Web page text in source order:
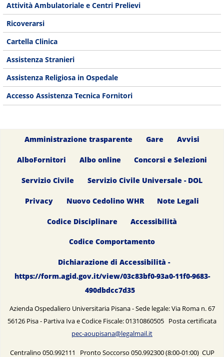
Attività Ambulatoriale e Centri Prelievi
Ricoverarsi
Cartella Clinica
Assistenza Stranieri
Assistenza Religiosa in Ospedale
Accesso Assistenza Tecnica Fornitori
Amministrazione trasparente Gare Avvisi
AlboFornitori Albo online Concorsi e Selezioni
Servizio Civile Servizio Civile Universale - DOL
Privacy Nuovo Cedolino WHR Note Legali
Codice Disciplinare Accessibilità
Codice Comportamento
Dichiarazione di Accessibilità -
https://form.agid.gov.it/view/03c83bf0-93a0-11f0-9683-
490dbdcc7d35
Azienda Ospedaliero Universitaria Pisana - Sede legale: Via Roma n. 67
56126 Pisa - Partiva Iva e Codice Fiscale: 01310860505 Posta certificata
pec-aoupisana@legalmail.it
Centralino 050.992111 Pronto Soccorso 050.992300 (8:00-01:00) CUP